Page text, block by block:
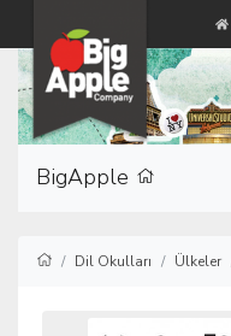
BigApple
Dil Okulları Ülkeler